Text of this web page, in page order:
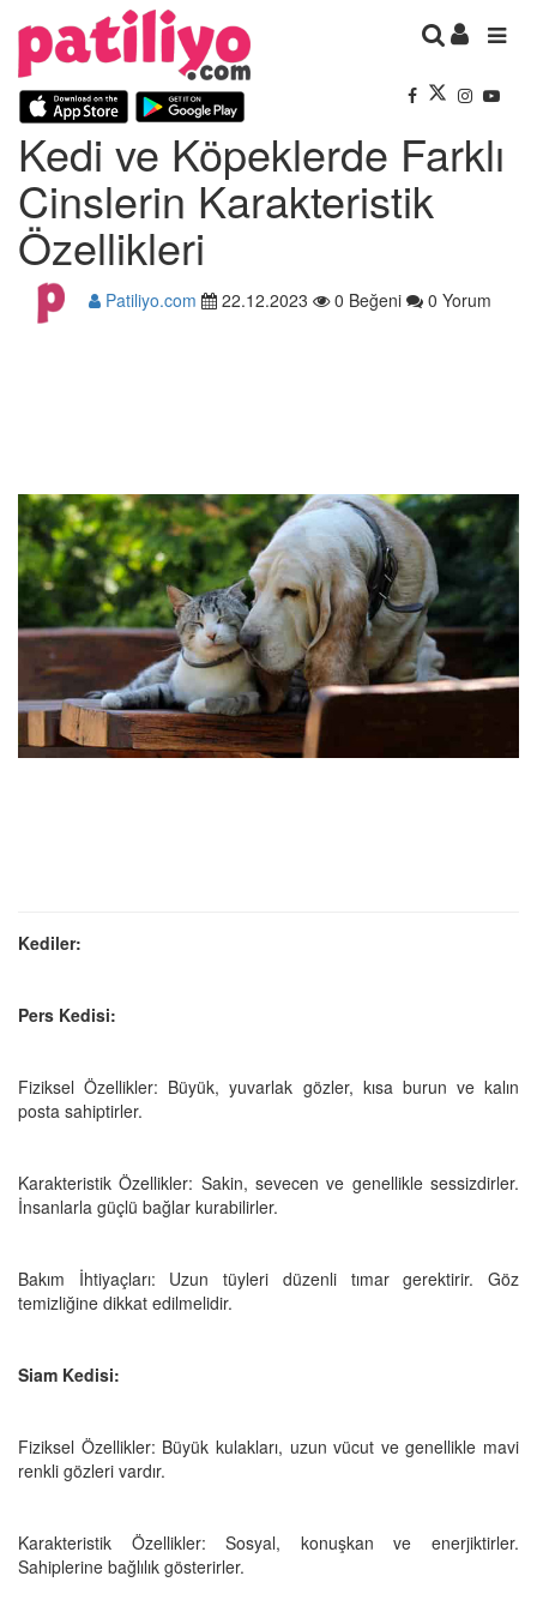
Kedi ve Köpeklerde Farklı
Cinslerin Karakteristik
Özellikleri
Patiliyo.com 22.12.2023 0 Beğeni 0 Yorum
Kediler:
Pers Kedisi:
Fiziksel Özellikler: Büyük, yuvarlak gözler, kısa burun ve kalın
posta sahiptirler.
Karakteristik Özellikler: Sakin, sevecen ve genellikle sessizdirler.
İnsanlarla güçlü bağlar kurabilirler.
Bakım İhtiyaçları: Uzun tüyleri düzenli tımar gerektirir. Göz
temizliğine dikkat edilmelidir.
Siam Kedisi:
Fiziksel Özellikler: Büyük kulakları, uzun vücut ve genellikle mavi
renkli gözleri vardır.
Karakteristik Özellikler: Sosyal, konuşkan ve enerjiktirler.
Sahiplerine bağlılık gösterirler.